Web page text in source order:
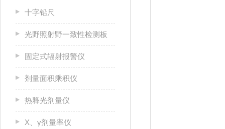
十字铅尺
光野照射野一致性检测板
固定式辐射报警仪
剂量面积乘积仪
热释光剂量仪
X、γ剂量率仪